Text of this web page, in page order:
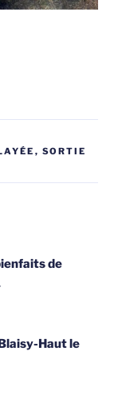
, SORTIE
de
Haut le